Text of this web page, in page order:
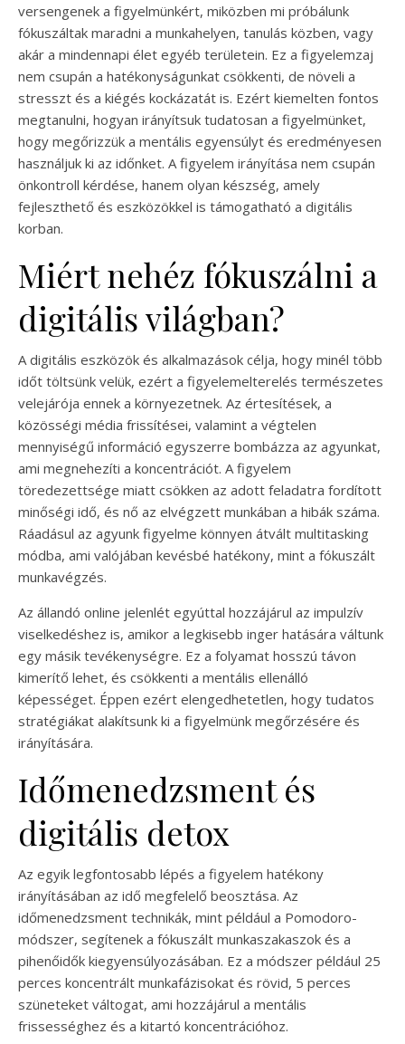
versengenek a figyelmünkért, miközben mi próbálunk
fókuszáltak maradni a munkahelyen, tanulás közben, vagy
akár a mindennapi élet egyéb területein. Ez a figyelemzaj
nem csupán a hatékonyságunkat csökkenti, de növeli a
stresszt és a kiégés kockázatát is. Ezért kiemelten fontos
megtanulni, hogyan irányítsuk tudatosan a figyelmünket,
hogy megőrizzük a mentális egyensúlyt és eredményesen
használjuk ki az időnket. A figyelem irányítása nem csupán
önkontroll kérdése, hanem olyan készség, amely
fejleszthető és eszközökkel is támogatható a digitális
korban.
Miért nehéz fókuszálni a
digitális világban?
A digitális eszközök és alkalmazások célja, hogy minél több
időt töltsünk velük, ezért a figyelemelterelés természetes
velejárója ennek a környezetnek. Az értesítések, a
közösségi média frissítései, valamint a végtelen
mennyiségű információ egyszerre bombázza az agyunkat,
ami megnehezíti a koncentrációt. A figyelem
töredezettsége miatt csökken az adott feladatra fordított
minőségi idő, és nő az elvégzett munkában a hibák száma.
Ráadásul az agyunk figyelme könnyen átvált multitasking
módba, ami valójában kevésbé hatékony, mint a fókuszált
munkavégzés.
Az állandó online jelenlét egyúttal hozzájárul az impulzív
viselkedéshez is, amikor a legkisebb inger hatására váltunk
egy másik tevékenységre. Ez a folyamat hosszú távon
kimerítő lehet, és csökkenti a mentális ellenálló
képességet. Éppen ezért elengedhetetlen, hogy tudatos
stratégiákat alakítsunk ki a figyelmünk megőrzésére és
irányítására.
Időmenedzsment és
digitális detox
Az egyik legfontosabb lépés a figyelem hatékony
irányításában az idő megfelelő beosztása. Az
időmenedzsment technikák, mint például a Pomodoro-
módszer, segítenek a fókuszált munkaszakaszok és a
pihenőidők kiegyensúlyozásában. Ez a módszer például 25
perces koncentrált munkafázisokat és rövid, 5 perces
szüneteket váltogat, ami hozzájárul a mentális
frissességhez és a kitartó koncentrációhoz.